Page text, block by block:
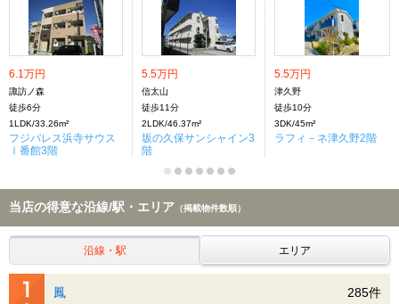
6.1万円
諏訪ノ森
徒歩6分
1LDK/33.26m²
フジパレス浜寺サウス
Ⅰ番館3階
5.5万円
信太山
徒歩11分
2LDK/46.37m²
坂の久保サンシャイン3
階
5.5万円
津久野
徒歩10分
3DK/45m²
ラフィ－ネ津久野2階
当店の得意な沿線/駅・エリア （掲載物件数順）
沿線・駅 エリア
鳳 285件